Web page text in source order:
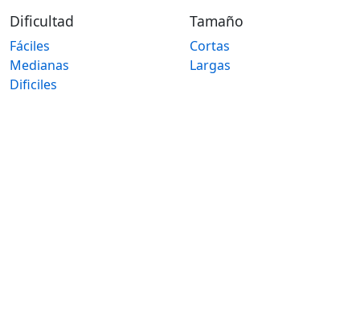
Dificultad
Fáciles
Medianas
Dificiles
Tamaño
Cortas
Largas